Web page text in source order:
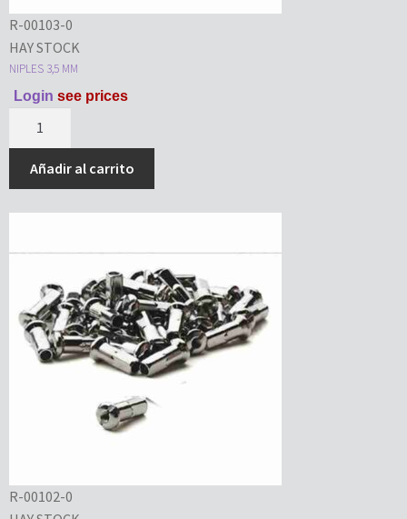
R-00103-0
HAY STOCK
NIPLES 3,5 MM
Login see prices
Añadir al carrito
R-00102-0